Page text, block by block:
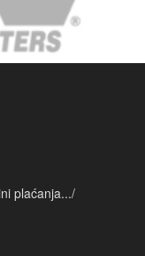
plaćanja.../